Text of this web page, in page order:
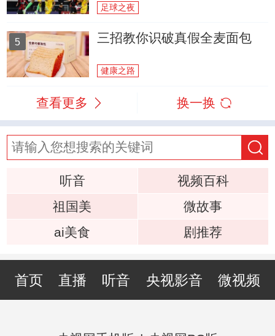
足球之夜
5 三招教你识破真假全麦面包
健康之路
查看更多 换一换
听音
视频百科
祖国美
微故事
ai美食
剧推荐
首页 直播 听音 央视影音 微视频